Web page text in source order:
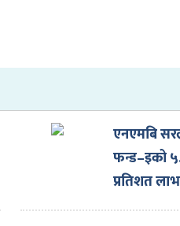
एनएमबि
फन्ड–इको
प्रतिशत
घोषणा